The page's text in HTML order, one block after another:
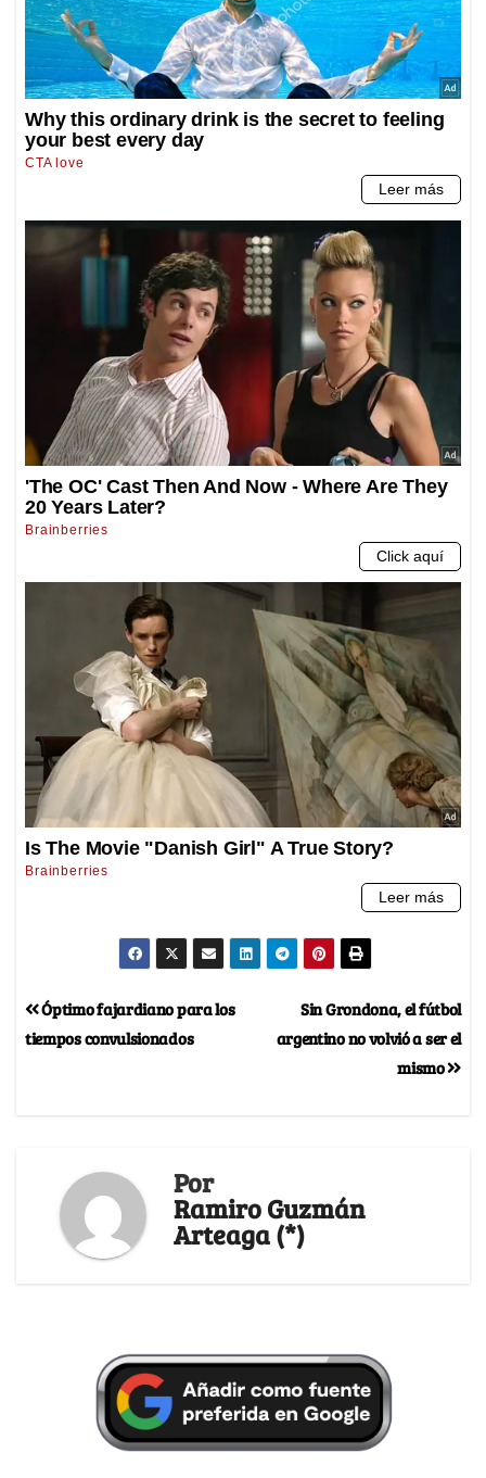
Sin Grondona, el fútbol
argentino no volvió a ser el
mismo
Óptimo fajardiano para los
tiempos convulsionados
Por
Ramiro Guzmán
Arteaga (*)